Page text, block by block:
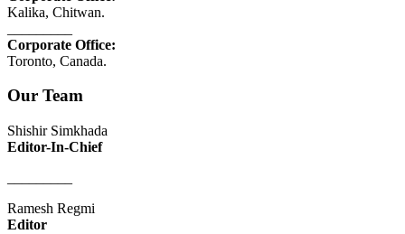
Kalika, Chitwan.
Corporate Office:
Toronto, Canada.
Our Team
Shishir Simkhada
Editor-In-Chief
Ramesh Regmi
Editor